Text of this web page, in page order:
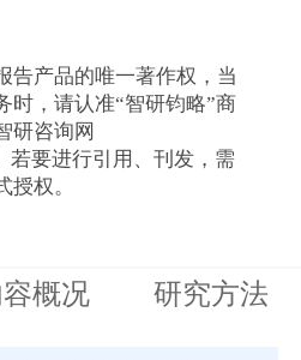
告产品的唯一著作权，当
时，请认准“智研钧略”商
研咨询网
若要进行引用、刊发，需
权。
概况 研究方法